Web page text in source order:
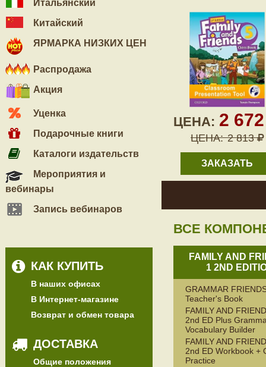
Итальянский
Китайский
ЯРМАРКА НИЗКИХ ЦЕН
Распродажа
Акция
Уценка
Подарочные книги
Каталоги издательств
Мероприятия и
вебинары
Запись вебинаров
КАК КУПИТЬ
В наших офисах
В Интернет-магазине
Возврат и обмен товара
ДОСТАВКА
Общие положения
ЦЕНА: 2
ЦЕНА: 2 813
ЗАКАЗАТЬ
ВСЕ
FAMILY AND
1 2ND
GRAMMAR
Teacher's Book
FAMILY AND
2nd ED Plus
Vocabulary Builder
FAMILY AND
2nd ED Workbook +
Practice